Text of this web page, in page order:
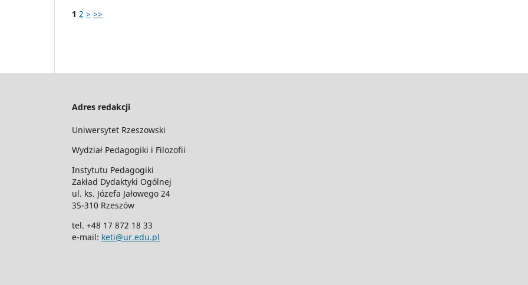
1 2 > >>
Adres redakcji
Uniwersytet Rzeszowski
Wydział Pedagogiki i Filozofii
Instytutu Pedagogiki
Zakład Dydaktyki Ogólnej
ul. ks. Józefa Jałowego 24
35-310 Rzeszów
tel. +48 17 872 18 33
e-mail: keti@ur.edu.pl